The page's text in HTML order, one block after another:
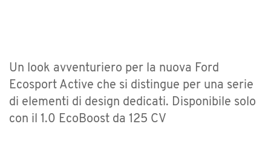
Un look avventuriero per la nuova Ford
Ecosport Active che si distingue per una serie
di elementi di design dedicati. Disponibile solo
con il 1.0 EcoBoost da 125 CV